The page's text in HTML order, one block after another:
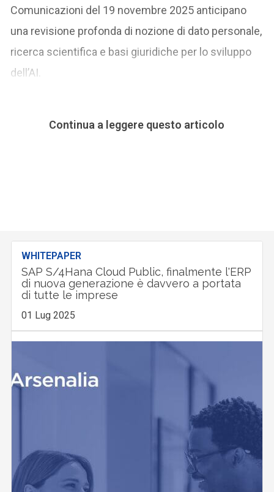
Comunicazioni del 19 novembre 2025 anticipano
una revisione profonda di nozione di dato personale,
ricerca scientifica e basi giuridiche per lo sviluppo
dell’AI.
Continua a leggere questo articolo
WHITEPAPER
SAP S/4Hana Cloud Public, finalmente l'ERP
di nuova generazione è davvero a portata
di tutte le imprese
01 Lug 2025